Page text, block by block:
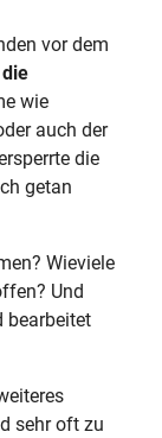
vor dem
wie
auch der
die
getan
Wieviele
Und
bearbeitet
sehr oft zu